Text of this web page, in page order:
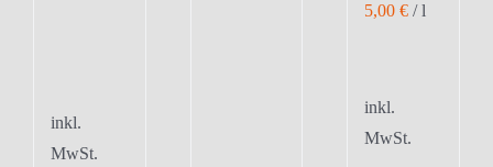
inkl.
MwSt.
5,00€ /l
inkl.
MwSt.